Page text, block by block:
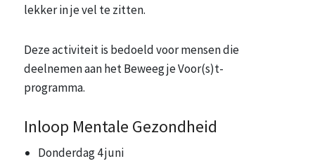
lekker in je vel te zitten.
Deze activiteit is bedoeld voor mensen die
deelnemen aan het Beweeg je Voor(s)t-
programma.
Inloop Mentale Gezondheid
Donderdag 4 juni